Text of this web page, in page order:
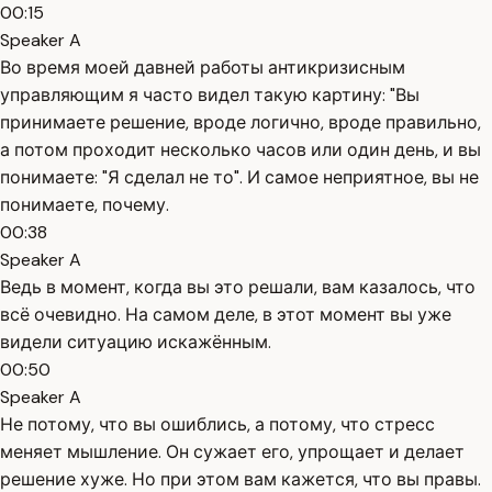
00:15
Speaker A
Во время моей давней работы антикризисным
управляющим я часто видел такую картину: "Вы
принимаете решение, вроде логично, вроде правильно,
а потом проходит несколько часов или один день, и вы
понимаете: "Я сделал не то". И самое неприятное, вы не
понимаете, почему.
00:38
Speaker A
Ведь в момент, когда вы это решали, вам казалось, что
всё очевидно. На самом деле, в этот момент вы уже
видели ситуацию искажённым.
00:50
Speaker A
Не потому, что вы ошиблись, а потому, что стресс
меняет мышление. Он сужает его, упрощает и делает
решение хуже. Но при этом вам кажется, что вы правы.